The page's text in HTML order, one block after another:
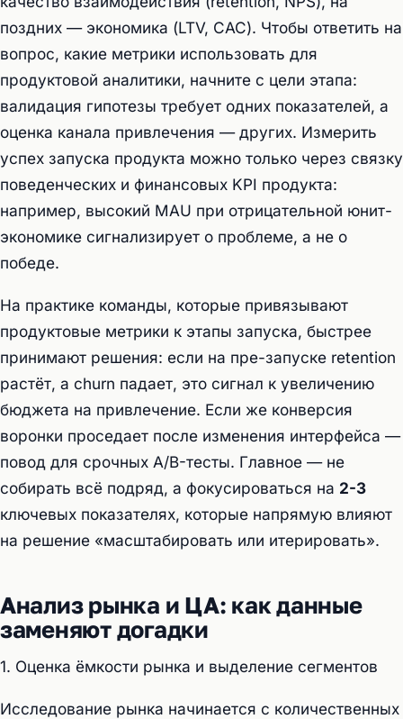
поздних — экономика (LTV, CAC). Чтобы ответить на
вопрос, какие метрики использовать для
продуктовой аналитики, начните с цели этапа:
валидация гипотезы требует одних показателей, а
оценка канала привлечения — других. Измерить
успех запуска продукта можно только через связку
поведенческих и финансовых KPI продукта:
например, высокий MAU при отрицательной юнит-
экономике сигнализирует о проблеме, а не о
победе.
На практике команды, которые привязывают
продуктовые метрики к этапы запуска, быстрее
принимают решения: если на пре-запуске retention
растёт, а churn падает, это сигнал к увеличению
бюджета на привлечение. Если же конверсия
воронки проседает после изменения интерфейса —
повод для срочных A/B-тесты. Главное — не
собирать всё подряд, а фокусироваться на 2-3
ключевых показателях, которые напрямую влияют
на решение «масштабировать или итерировать».
Анализ рынка и ЦА: как данные
заменяют догадки
1. Оценка ёмкости рынка и выделение сегментов
Исследование рынка начинается с количественных